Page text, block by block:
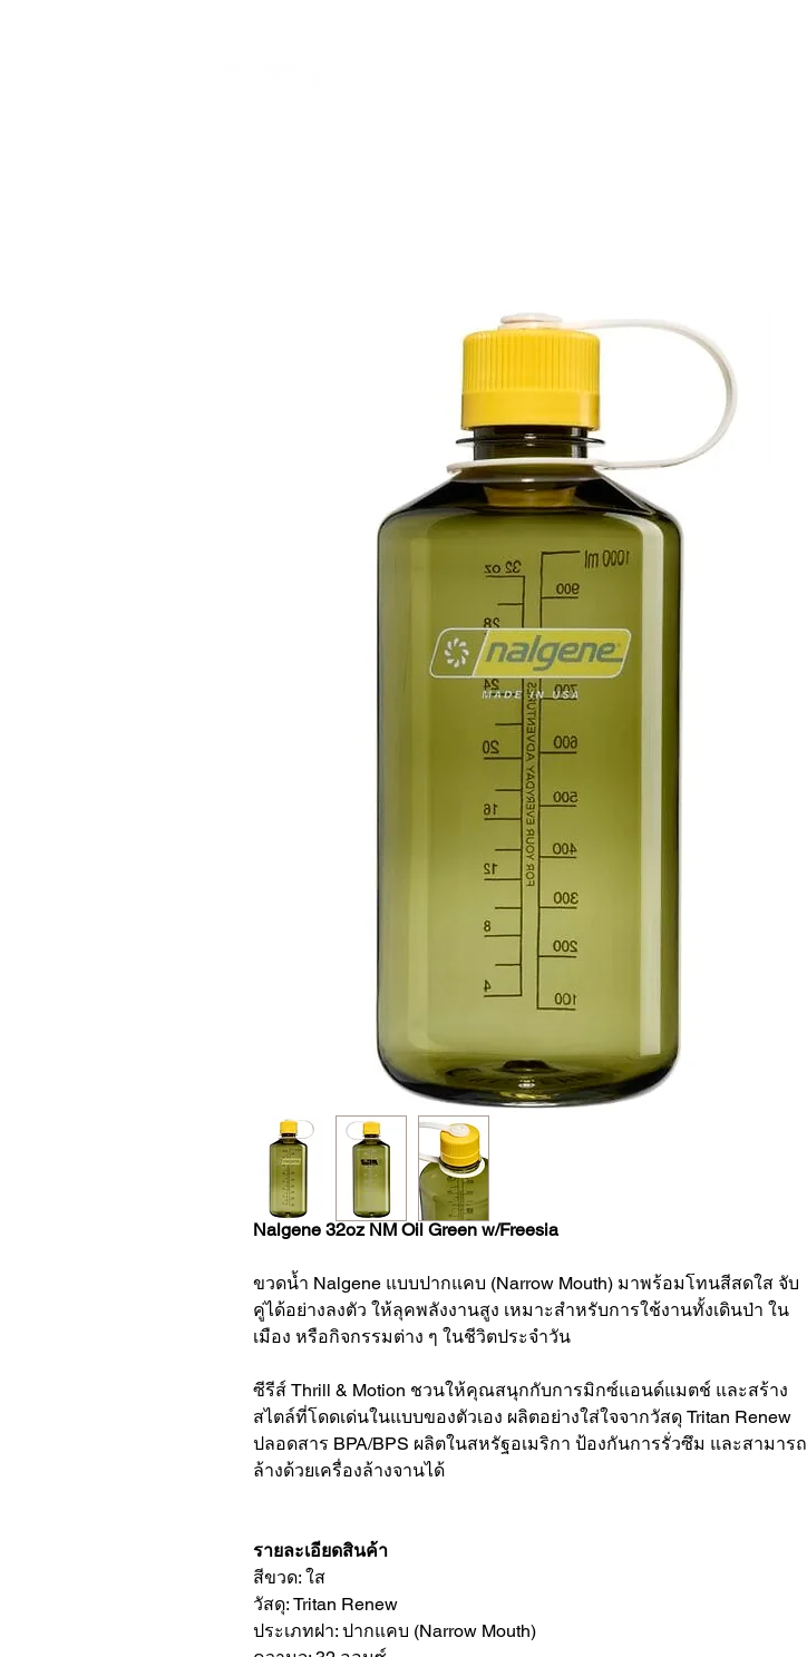
Nalgene 32oz NM Oil Green w/Freesia
ขวดน้ำ Nalgene แบบปากแคบ (Narrow Mouth) มาพร้อมโทนสีสดใส จับ
คู่ได้อย่างลงตัว ให้ลุคพลังงานสูง เหมาะสำหรับการใช้งานทั้งเดินป่า ใน
เมือง หรือกิจกรรมต่าง ๆ ในชีวิตประจำวัน
ซีรีส์ Thrill & Motion ชวนให้คุณสนุกกับการมิกซ์แอนด์แมตช์ และสร้าง
สไตล์ที่โดดเด่นในแบบของตัวเอง ผลิตอย่างใส่ใจจากวัสดุ Tritan Renew
ปลอดสาร BPA/BPS ผลิตในสหรัฐอเมริกา ป้องกันการรั่วซึม และสามารถ
ล้างด้วยเครื่องล้างจานได้
รายละเอียดสินค้า
สีขวด: ใส
วัสดุ: Tritan Renew
ประเภทฝา: ปากแคบ (Narrow Mouth)